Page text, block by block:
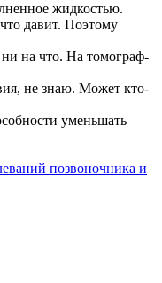
жидкостью.
давит. Поэтому
на что. На томограф-
не знаю. Может кто-
уменьшать
позвоночника и